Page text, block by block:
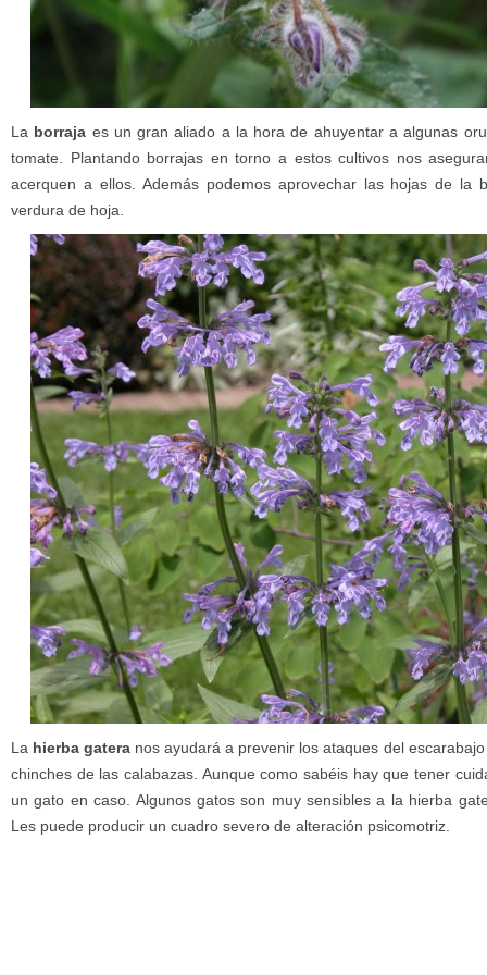
La borraja es un gran aliado a la hora de ahuyentar a algunas
tomate. Plantando borrajas en torno a estos cultivos nos
acerquen a ellos. Además podemos aprovechar las hojas de la
verdura de hoja.
La hierba gatera nos ayudará a prevenir los ataques del
chinches de las calabazas. Aunque como sabéis hay que tener
un gato en caso. Algunos gatos son muy sensibles a la hierba
Les puede producir un cuadro severo de alteración psicomotriz.